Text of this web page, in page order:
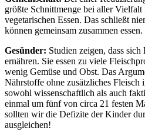
größte Schnittmenge bei aller Vielfalt
vegetarischen Essen. Das schließt nie
können gemeinsam zusammen essen.
Gesünder: Studien zeigen, dass sich
ernähren. Sie essen zu viele
wenig Gemüse und Obst. Das
Nährstoffe ohne zusätzliches
sowohl wissenschaftlich als auch
einmal um fünf von circa 21 festen
sollten wir die Defizite der Kinder
ausgleichen!